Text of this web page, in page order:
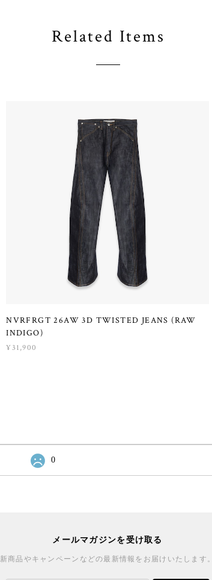
Related Items
NVRFRGT 26AW 3D TWISTED JEANS (RAW
INDIGO)
¥31,900
0
メールマガジンを受け取る
新商品やキャンペーンなどの最新情報をお届けいたします。